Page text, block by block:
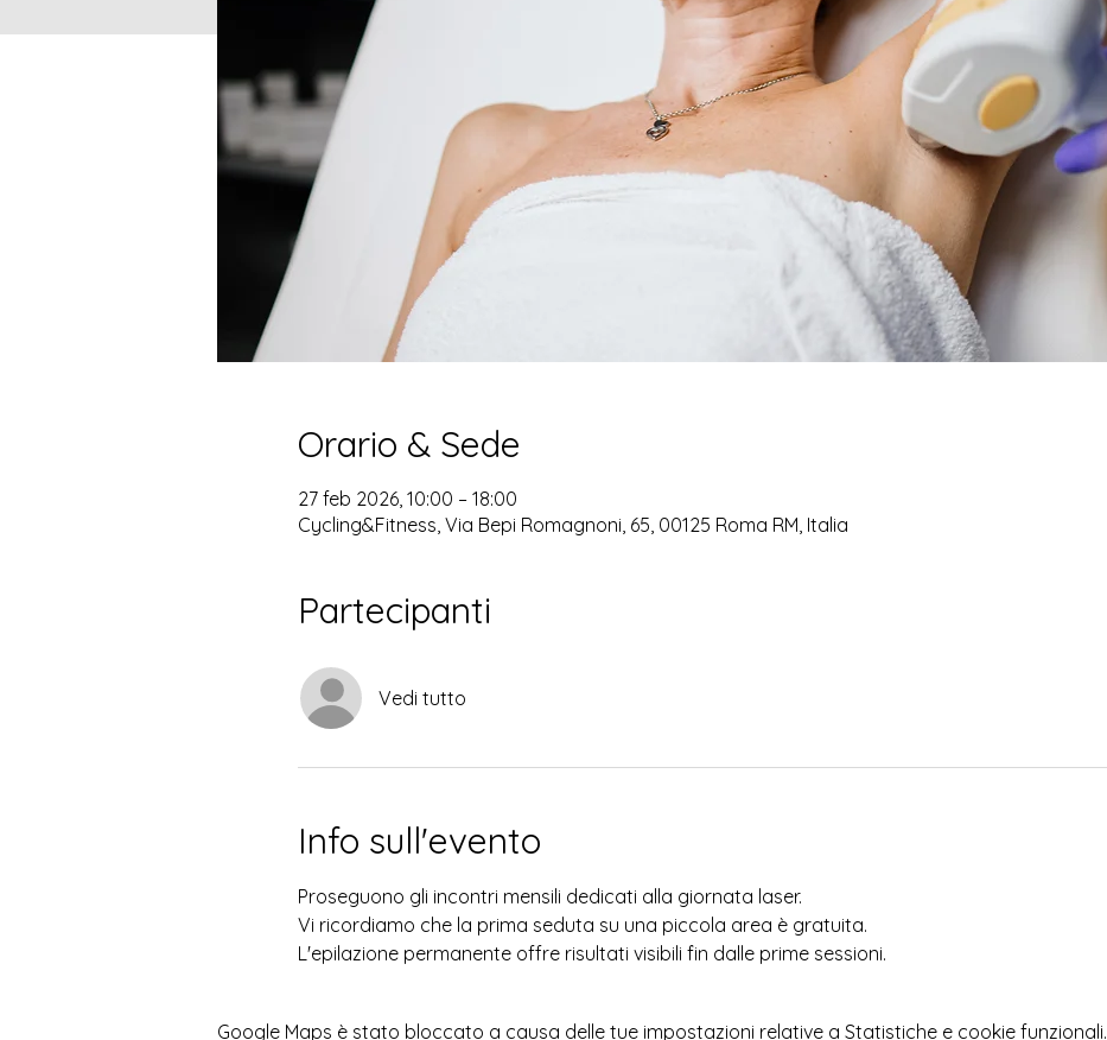
Orario & Sede
27 feb 2026, 10:00 – 18:00
Cycling&Fitness, Via Bepi Romagnoni, 65, 00125 Roma RM, Italia
Partecipanti
Vedi tutto
Info sull'evento
Proseguono gli incontri mensili dedicati alla giornata laser.
Vi ricordiamo che la prima seduta su una piccola area è gratuita.
L'epilazione permanente offre risultati visibili fin dalle prime sessioni.
Google Maps è stato bloccato a causa delle tue impostazioni relative a Statistiche e cookie funzionali.